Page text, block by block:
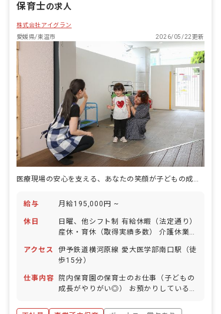
保育士の求人
株式会社アイグラン
愛媛県/東温市
2026/05/22更新
医療現場の安心を支える、あなたの笑顔が子どもの成長を照らす保育の舞台
給与 月給195,000円 ~
休日
日曜、他シフト制 有給休暇（法定通り）
産休・育休（取得実績多数） 介護休業
アクセス
伊予鉄道横河原線 愛大医学部南口駅（徒
歩15分）
仕事内容
院内保育園の保育士のお仕事（子どもの
成長がやりがい◎） お預かりしている子
食事・睡眠・排泄・清潔・衣類の着脱等